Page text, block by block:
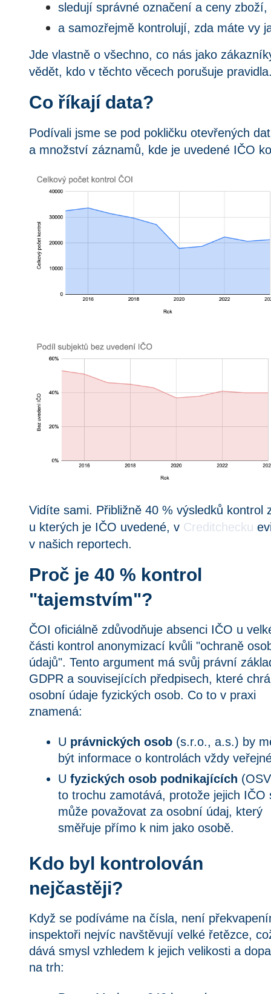
sledují správné označení a ceny zboží,
a samozřejmě kontrolují, zda máte vy
Jde vlastně o všechno, co nás jako
vědět, kdo v těchto věcech porušuje
Co říkají data?
Podívali jsme se pod pokličku otevřených
a množství záznamů, kde je uvedené IČO
Vidíte sami. Přibližně 40 % výsledků
u kterých je IČO uvedené, v Creditchecku
v našich reportech.
Proč je 40 % kontrol
"tajemstvím"?
ČOI oficiálně zdůvodňuje absenci IČO u
části kontrol anonymizací kvůli "ochraně
údajů". Tento argument má svůj právní
GDPR a souvisejících předpisech, které
osobní údaje fyzických osob. Co to v praxi
znamená:
U právnických osob (s.r.o., a.s.) by
být informace o kontrolách vždy
U fyzických osob podnikajících
to trochu zamotává, protože jejich IČO
může považovat za osobní údaj, který
směřuje přímo k nim jako osobě.
Kdo byl kontrolován
nejčastěji?
Když se podíváme na čísla, není
inspektoři nejvíc navštěvují velké řetězce,
dává smysl vzhledem k jejich velikosti a
na trh: